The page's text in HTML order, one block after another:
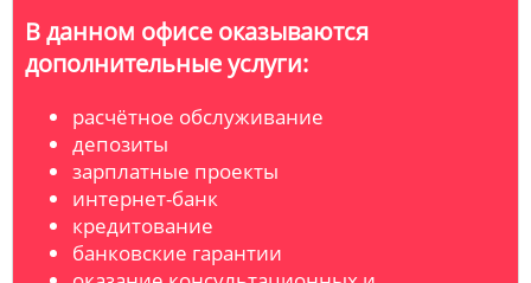
В данном офисе оказываются
дополнительные услуги:
расчётное обслуживание
депозиты
зарплатные проекты
интернет-банк
кредитование
банковские гарантии